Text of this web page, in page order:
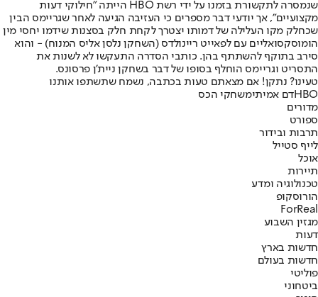
שנמסרה לתקשורת בזמנו על ידי רשת HBO הייתה "חילוקי דעות
מקצועיים", אך יודעי דבר מספרים כי העזיבה הגיעה לאחר שגריימס הבין
שכחלק מקו העלילה של דמותו יצטרך לקחת חלק בסצנות שידמו יחסי מין
הומוסקסואליים עם לפאייט ריינולדס (השחקן נלסן אליס המנוח) - והוא
סירב בתוקף להשתתף בהן. כותבי הסדרה התעקשו לא לשנות את
התסריט וגריימס הוחלף בסופו של דבר בשחקן ניית'ן פרסונס.
טעינו? נתקן! אם מצאתם טעות בכתבה, נשמח שתשתפו אותנו
HBOדם אמיתימשחקי הכס
מדורים
ספורט
תרבות ובידור
לייף סטייל
אוכל
תיירות
טכנולוגיה ומדע
הורוסקופ
ForReal
מגזין השבוע
דעות
חדשות בארץ
חדשות בעולם
פוליטי
ביטחוני